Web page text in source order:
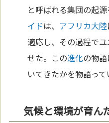
と呼ばれる集団の起
イドは、 アフリカ大陸
適応し、その過程で
せた。この進化の物
いてきたかを物語って
気候と環境が育ん